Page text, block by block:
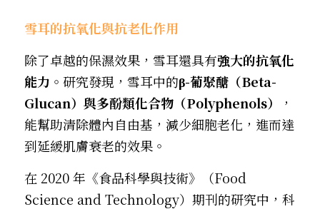
雪耳的抗氧化與抗老化作用
除了卓越的保濕效果，雪耳還具有強大的抗氧化
能力 。研究發現，雪耳中的β-葡聚醣（Beta-
Glucan）與多酚類化合物（Polyphenols）
，
能幫助清除體內自由基，減少細胞老化，進而達
到延緩肌膚衰老的效果。
在 2020 年《食品科學與技術》（Food
Science and Technology）期刊的研究中，科